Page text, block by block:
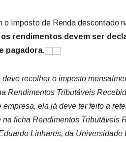
o Imposto de Renda descontado
os rendimentos devem ser
pagadora.
recolher o imposto
Rendimentos Tributáveis
ela já deve ter feito a
ficha Rendimentos Tributáveis
Linhares, da Universidade